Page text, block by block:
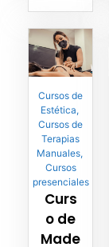
Cursos de
Estética,
Cursos de
Terapias
Manuales,
Cursos
presenciales
Curs
o de
Made